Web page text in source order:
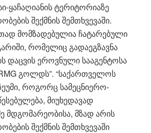
ყაჩაღიანის ტერიტორიაზე
შექმნის შემთხვევაში.
მომზადებულია ჩატარებული
რომელიც გადაეგზავნა
დაცვის ეროვნული სააგენტოსა
გოლდს”. “საქართველოს
როგორც სამეცნიერო-
მიუხედავად
მდგომარეობისა, მზად არის
შექმნის შემთხვევაში